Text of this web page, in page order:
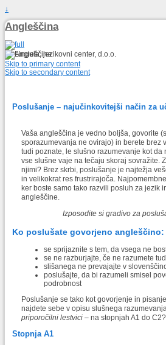
↓
Angleščina
Skip to primary content
Skip to secondary content
Poslušanje – najučinkovitejši način za
Vaša angleščina je vedno boljša, govorite
sporazumevanja ne ovirajo) in berete brez
tudi poznate, le slušno razumevanje kot da
vse slušne vaje na tečaju skoraj sovražite.
njimi? Brez skrbi, poslušanje je najtežja
in velikokrat res frustrirajoča.
ker boste samo tako razvili posluh za jezik
angleščine.
Izposodite si gradivo za
Ko poslušate govorjeno angleščino:
se sprijaznite s tem, da vsega ne
se ne razburjajte, če ne razumete
slišanega ne prevajajte v
poslušajte, da bi razumeli smisel
podrobnost
Poslušanje se tako kot govorjenje in
najdete sebe v opisu slušnega
priporočilni lestvici – na stopnjah A1 do C2?
Stopnja A1